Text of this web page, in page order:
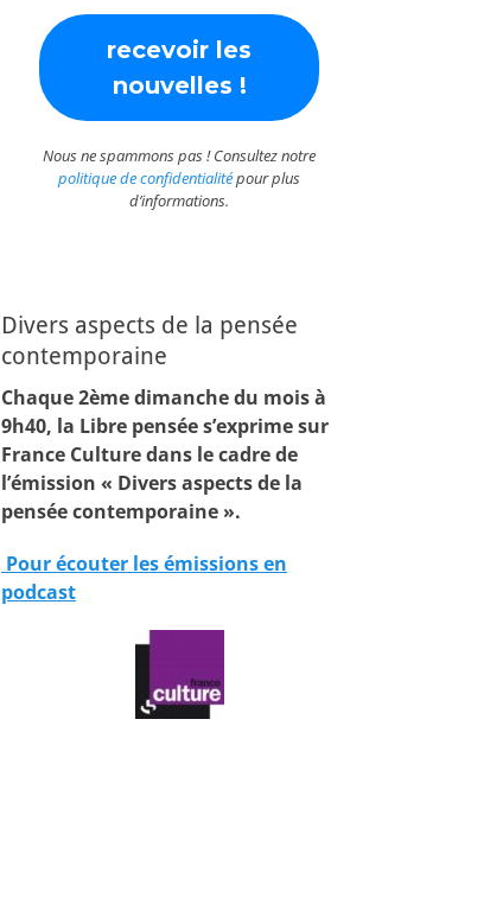
Nous ne spammons pas ! Consultez notre
politique de confidentialitépour plus
d’informations.
Divers aspects de la pensée
contemporaine
Chaque 2ème dimanche du mois à
9h40, la Libre pensée s’exprime sur
France Culture dans le cadre de
l’émission « Divers aspects de la
pensée contemporaine ».
Pour écouter les émissions en
podcast